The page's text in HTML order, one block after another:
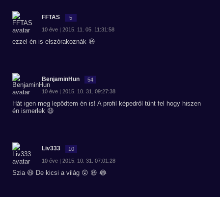
FFTAS 5
10 éve | 2015. 11. 05. 11:31:58
ezzel én is elszórakoznák 😃
BenjaminHun 54
10 éve | 2015. 10. 31. 09:27:38
Hát igen meg lepődtem én is! A profil képedről tűnt fel hogy hiszen
én ismerlek 😃
Liv333 10
10 éve | 2015. 10. 31. 07:01:28
Szia 😃 De kicsi a világ 😲 😆 😂